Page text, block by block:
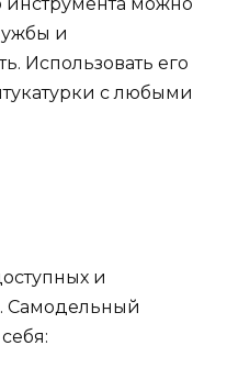
инструмента можно
и
Использовать его
с любыми
и
Самодельный